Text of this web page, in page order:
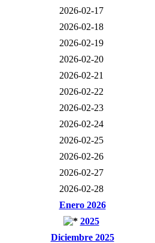
2026-02-17
2026-02-18
2026-02-19
2026-02-20
2026-02-21
2026-02-22
2026-02-23
2026-02-24
2026-02-25
2026-02-26
2026-02-27
2026-02-28
Enero 2026
2025
Diciembre 2025